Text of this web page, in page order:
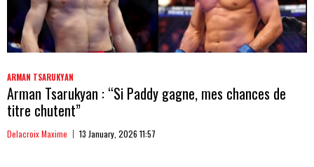
ARMAN TSARUKYAN
Arman Tsarukyan : “Si Paddy gagne, mes chances de
titre chutent”
Delacroix Maxime 13 January, 2026 11:57